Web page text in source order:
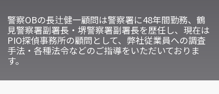
警察OBの長辻健一顧問は警察署に48年間勤務、鶴
見警察署副署長・堺警察署副署長を歴任し、現在は
PIO探偵事務所の顧問として、弊社従業員への調査
手法・各種法令などのご指導をいただいておりま
す。